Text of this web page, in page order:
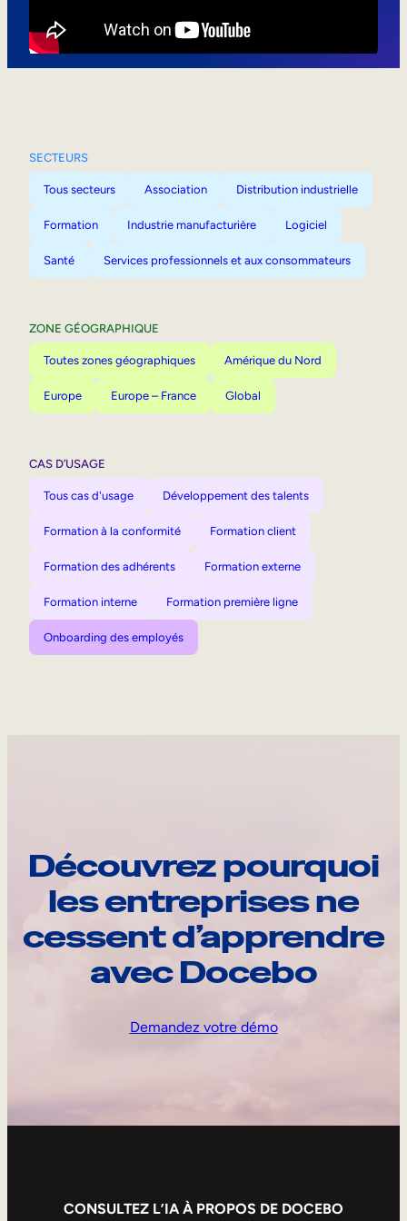
SECTEURS
Tous secteurs Association Distribution industrielle
Formation Industrie manufacturière Logiciel
Santé Services professionnels et aux consommateurs
ZONE GÉOGRAPHIQUE
Toutes zones géographiques Amérique du Nord
Europe Europe – France Global
CAS D’USAGE
Tous cas d'usage Développement des talents
Formation à la conformité Formation client
Formation des adhérents Formation externe
Formation interne Formation première ligne
Onboarding des employés
Découvrez pourquoi
les entreprises ne
cessent d’apprendre
avec Docebo
Demandez votre démo
CONSULTEZ L’IA À PROPOS DE DOCEBO